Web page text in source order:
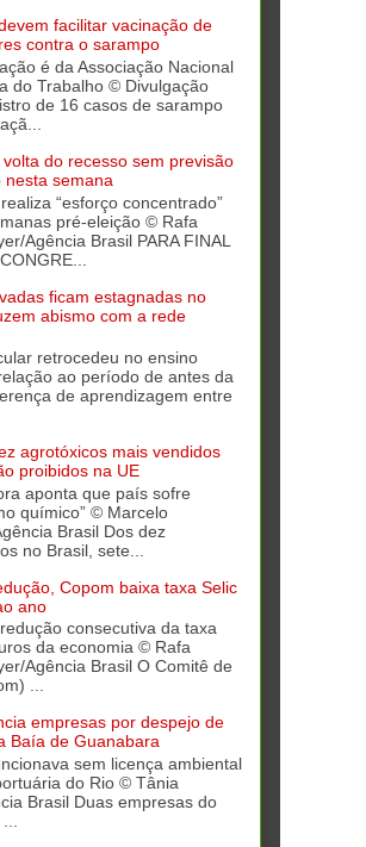
facilitar vacinação de
contra o sarampo
é da Associação Nacional
do Trabalho © Divulgação
de 16 casos de sarampo
do recesso sem previsão
nesta semana
“esforço concentrado”
pré-eleição © Rafa
Agência Brasil PARA FINAL
ficam estagnadas no
abismo com a rede
retrocedeu no ensino
ao período de antes da
de aprendizagem entre
agrotóxicos mais vendidos
proibidos na UE
aponta que país sofre
químico” © Marcelo
Brasil Dos dez
no Brasil, sete...
Copom baixa taxa Selic
ano
consecutiva da taxa
da economia © Rafa
Agência Brasil O Comitê de
...
empresas por despejo de
Baía de Guanabara
sem licença ambiental
do Rio © Tânia
Brasil Duas empresas do